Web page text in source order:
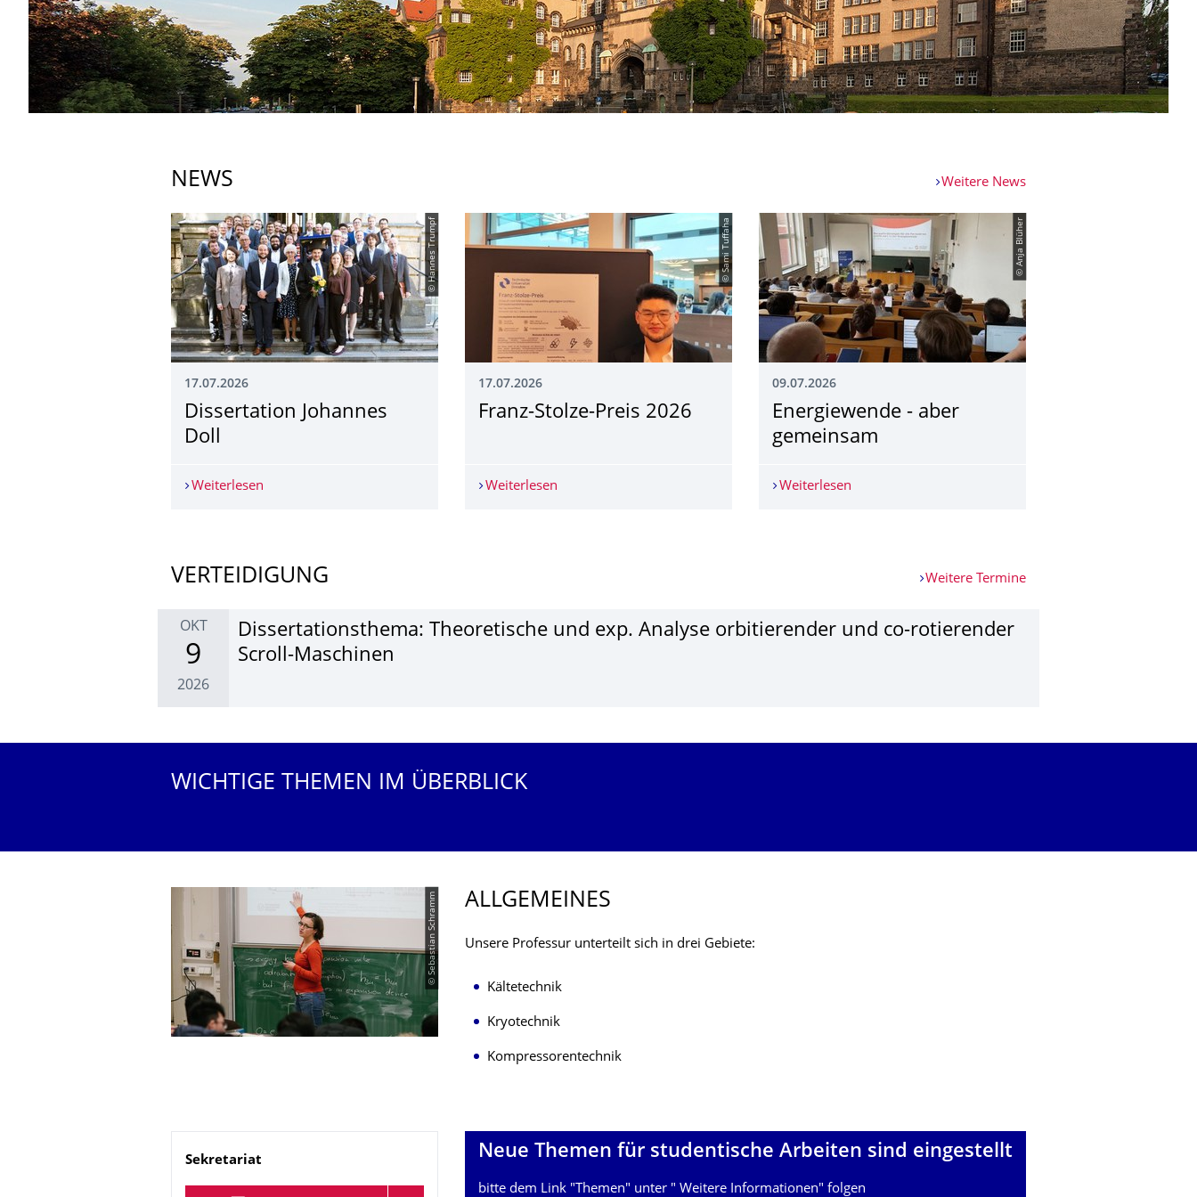
NEWS Weitere News
© Hannes Trumpf
17.07.2026
Dissertation Johannes
Doll
Weiterlesen
© Sami Tuffaha
17.07.2026
Franz-Stolze-Preis 2026
Weiterlesen
© Anja Blüher
09.07.2026
Energiewende - aber
gemeinsam
Weiterlesen
VERTEIDIGUNG Weitere Termine
OKT
9
2026
Disser­tati­onsthe­ma: Theore­tische und exp. Analyse orbi­tieren­der und co-rotie­render
Scroll-Maschi­nen
WICHTIGE THEMEN IM ÜBERBLICK
© Sebastian Schramm ALLGEMEINES
Unsere Professur unterteilt sich in drei Gebiete:
Kältetechnik
Kryotechnik
Kompressorentechnik
Name
Sekretariat Neue Themen für studentische Arbeiten sind eingestellt
bitte dem Link "Themen" unter " Weitere Informationen" folgen